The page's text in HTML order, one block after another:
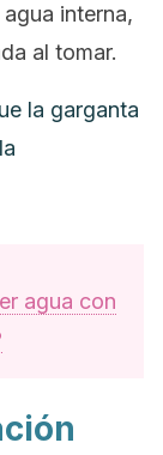
interna,
al tomar.
la garganta
agua con